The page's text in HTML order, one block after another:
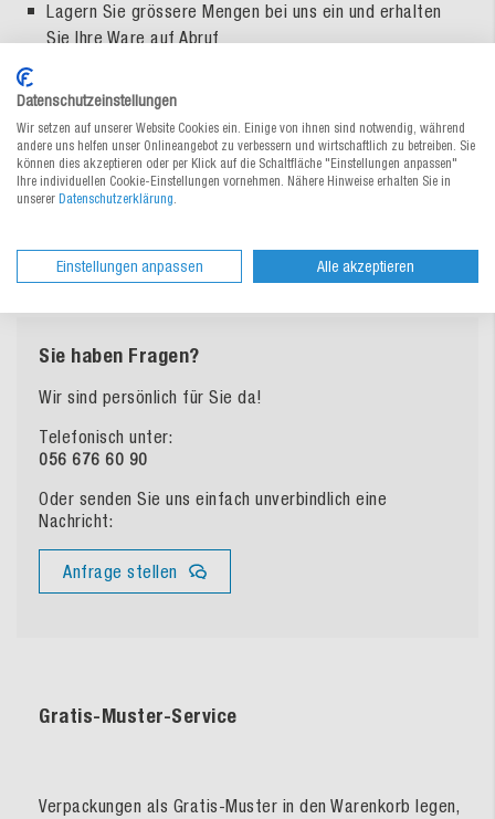
Lagern Sie grössere Mengen bei uns ein und erhalten
Sie Ihre Ware auf Abruf
Sie haben Fragen?
Wir sind persönlich für Sie da!
Telefonisch unter:
056 676 60 90
Oder senden Sie uns einfach unverbindlich eine
Nachricht:
Anfrage stellen
Gratis-Muster-Service
Verpackungen als Gratis-Muster in den Warenkorb legen,
Datenschutzeinstellungen
Wir setzen auf unserer Website Cookies ein. Einige von ihnen sind notwendig, während
andere uns helfen unser Onlineangebot zu verbessern und wirtschaftlich zu betreiben. Sie
können dies akzeptieren oder per Klick auf die Schaltfläche "Einstellungen anpassen"
Ihre individuellen Cookie-Einstellungen vornehmen. Nähere Hinweise erhalten Sie in
unserer Datenschutzerklärung
Einstellungen anpassen Alle akzeptieren